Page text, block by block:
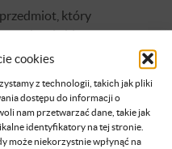
cookies
z technologii, takich jak pliki
dostępu do informacji o
nam przetwarzać dane, takie jak
identyfikatory na tej stronie.
może niekorzystnie wpłynąć na
który
biznesu.
związane z rodzajami
błędów i przygotują na